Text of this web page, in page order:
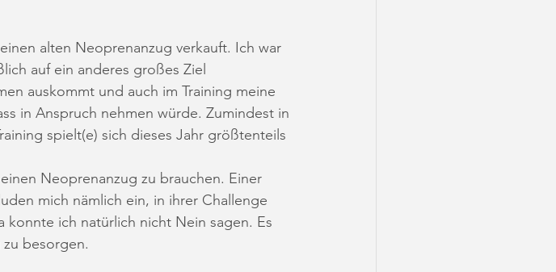
alten Neoprenanzug verkauft. Ich war
auf ein anderes großes Ziel
auskommt und auch im Training meine
in Anspruch nehmen würde. Zumindest in
spielt(e) sich dieses Jahr größtenteils
Neoprenanzug zu brauchen. Einer
mich nämlich ein, in ihrer Challenge
konnte ich natürlich nicht Nein sagen. Es
besorgen.